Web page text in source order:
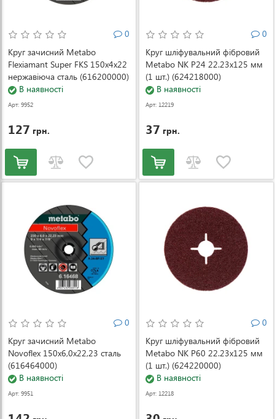
0
Круг зачисний Metabo
Flexiamant Super FKS 150x4x22
нержавіюча сталь (616200000)
В наявності
Арт: 9952
127 грн.
0
Круг шліфувальний фібровий
Metabo NK P24 22.23x125 мм
(1 шт.) (624218000)
В наявності
Арт: 12219
37 грн.
0
Круг зачисний Metabo
Novoflex 150x6,0x22,23 сталь
(616464000)
В наявності
Арт: 9951
0
Круг шліфувальний фібровий
Metabo NK P60 22.23x125 мм
(1 шт.) (624220000)
В наявності
Арт: 12218